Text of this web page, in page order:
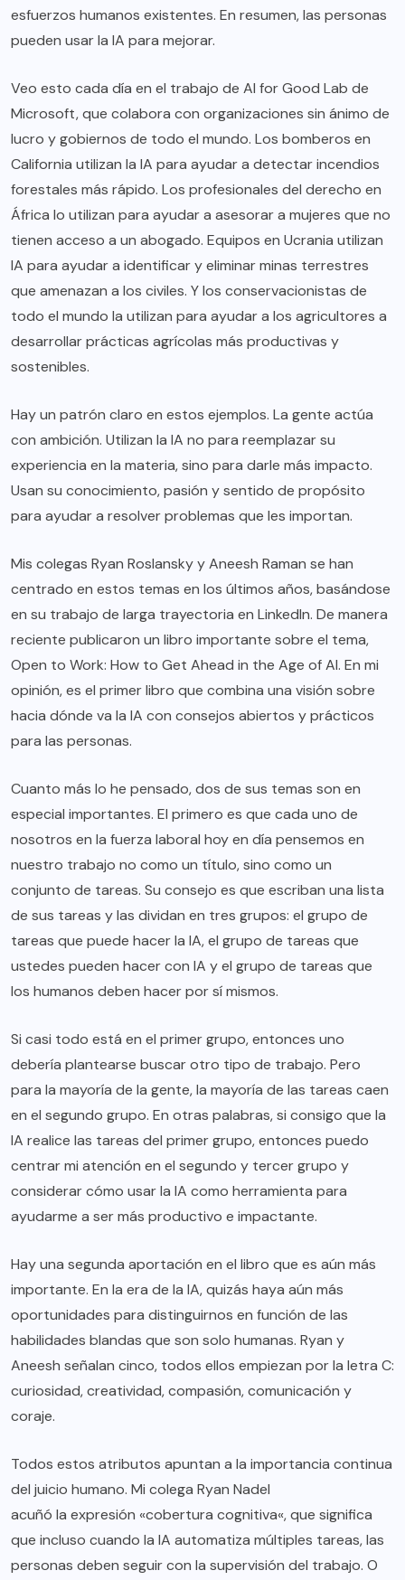
esfuerzos humanos existentes. En resumen, las personas
pueden usar la IA para mejorar.
Veo esto cada día en el trabajo de AI for Good Lab de
Microsoft, que colabora con organizaciones sin ánimo de
lucro y gobiernos de todo el mundo. Los bomberos en
California utilizan la IA para ayudar a detectar incendios
forestales más rápido. Los profesionales del derecho en
África lo utilizan para ayudar a asesorar a mujeres que no
tienen acceso a un abogado. Equipos en Ucrania utilizan
IA para ayudar a identificar y eliminar minas terrestres
que amenazan a los civiles. Y los conservacionistas de
todo el mundo la utilizan para ayudar a los agricultores a
desarrollar prácticas agrícolas más productivas y
sostenibles.
Hay un patrón claro en estos ejemplos. La gente actúa
con ambición. Utilizan la IA no para reemplazar su
experiencia en la materia, sino para darle más impacto.
Usan su conocimiento, pasión y sentido de propósito
para ayudar a resolver problemas que les importan.
Mis colegas Ryan Roslansky y Aneesh Raman se han
centrado en estos temas en los últimos años, basándose
en su trabajo de larga trayectoria en LinkedIn. De manera
reciente publicaron un libro importante sobre el tema,
Open to Work: How to Get Ahead in the Age of AI. En mi
opinión, es el primer libro que combina una visión sobre
hacia dónde va la IA con consejos abiertos y prácticos
para las personas.
Cuanto más lo he pensado, dos de sus temas son en
especial importantes. El primero es que cada uno de
nosotros en la fuerza laboral hoy en día pensemos en
nuestro trabajo no como un título, sino como un
conjunto de tareas. Su consejo es que escriban una lista
de sus tareas y las dividan en tres grupos: el grupo de
tareas que puede hacer la IA, el grupo de tareas que
ustedes pueden hacer con IA y el grupo de tareas que
los humanos deben hacer por sí mismos.
Si casi todo está en el primer grupo, entonces uno
debería plantearse buscar otro tipo de trabajo. Pero
para la mayoría de la gente, la mayoría de las tareas caen
en el segundo grupo. En otras palabras, si consigo que la
IA realice las tareas del primer grupo, entonces puedo
centrar mi atención en el segundo y tercer grupo y
considerar cómo usar la IA como herramienta para
ayudarme a ser más productivo e impactante.
Hay una segunda aportación en el libro que es aún más
importante. En la era de la IA, quizás haya aún más
oportunidades para distinguirnos en función de las
habilidades blandas que son solo humanas. Ryan y
Aneesh señalan cinco, todos ellos empiezan por la letra C:
curiosidad, creatividad, compasión, comunicación y
coraje.
Todos estos atributos apuntan a la importancia continua
del juicio humano. Mi colega Ryan Nadel
acuñó la expresión «cobertura cognitiva«, que significa
que incluso cuando la IA automatiza múltiples tareas, las
personas deben seguir con la supervisión del trabajo. O